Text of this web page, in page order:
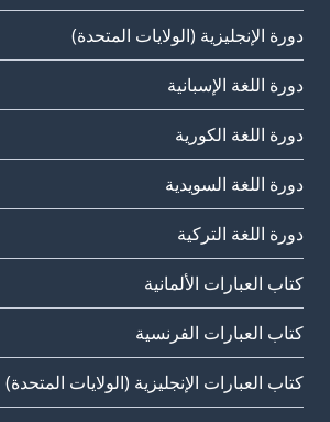
دورة الإنجليزية (الولايات المتحدة)
دورة اللغة الإسبانية
دورة اللغة الكورية
دورة اللغة السويدية
دورة اللغة التركية
كتاب العبارات الألمانية
كتاب العبارات الفرنسية
كتاب العبارات الإنجليزية (الولايات المتحدة)